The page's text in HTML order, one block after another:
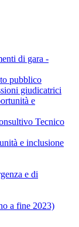
di gara -
pubblico
giudicatrici
e
Tecnico
e inclusione
e di
a fine 2023)